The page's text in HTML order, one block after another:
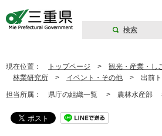
検索
現在位置： トップページ > 観光・産業・し
林業研究所 > イベント・その他 > 出前ト
担当所属： 県庁の組織一覧 > 農林水産部